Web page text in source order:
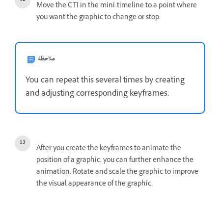
Move the CTI in the mini-timeline to a point where
you want the graphic to change or stop.
ملاحظة
You can repeat this several times by creating
and adjusting corresponding keyframes.
After you create the keyframes to animate the
position of a graphic, you can further enhance the
animation. Rotate and scale the graphic to improve
the visual appearance of the graphic.